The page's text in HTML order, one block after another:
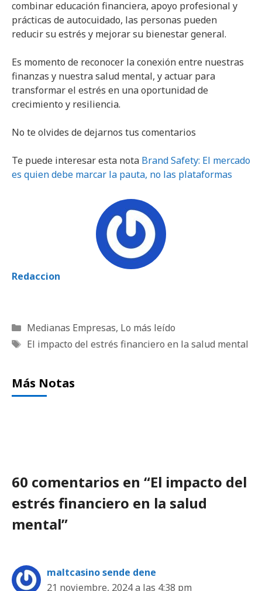
combinar educación financiera, apoyo profesional y
prácticas de autocuidado, las personas pueden
reducir su estrés y mejorar su bienestar general.
Es momento de reconocer la conexión entre nuestras
finanzas y nuestra salud mental, y actuar para
transformar el estrés en una oportunidad de
crecimiento y resiliencia.
No te olvides de dejarnos tus comentarios
Te puede interesar esta nota Brand Safety: El mercado
es quien debe marcar la pauta, no las plataformas
Redaccion
Categorías
Medianas Empresas, Lo más leído
Etiquetas
El impacto del estrés financiero en la salud mental
Más Notas
60 comentarios en “El impacto del
estrés financiero en la salud
mental”
maltcasino sende dene
21 noviembre, 2024 a las 4:38 pm